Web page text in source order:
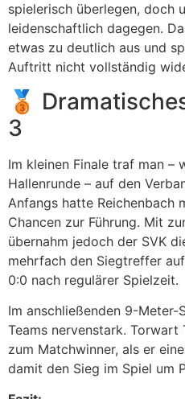
spielerisch überlegen, doch
leidenschaftlich dagegen.
etwas zu deutlich aus und
Auftritt nicht vollständig
🥉
3
Im kleinen Finale traf man –
Hallenrunde – auf den
Anfangs hatte Reichenbach
Chancen zur Führung. Mit
übernahm jedoch der SVK
mehrfach den Siegtreffer
0:0 nach regulärer Spielzeit.
Im anschließenden 9-
Teams nervenstark.
zum Matchwinner, als er
damit den Sieg im Spiel um